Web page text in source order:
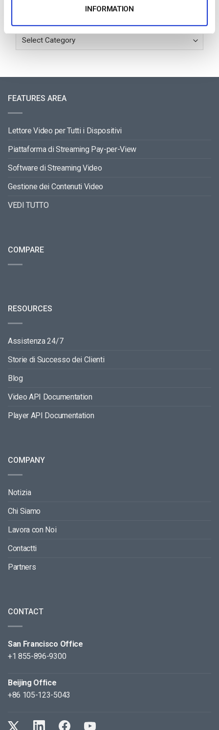
INFORMATION
FEATURES AREA
Lettore Video per Tutti i Dispositivi
Piattaforma di Streaming Pay-per-View
Software di Streaming Video
Gestione dei Contenuti Video
VEDI TUTTO
COMPARE
RESOURCES
Assistenza 24/7
Storie di Successo dei Clienti
Blog
Video API Documentation
Player API Documentation
COMPANY
Notizia
Chi Siamo
Lavora con Noi
Contactti
Partners
CONTACT
San Francisco Office
+1 855-896-9300
Beijing Office
+86 105-123-5043